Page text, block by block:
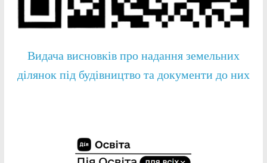
Видача висновків про надання земельних
ділянок під будівництво та документи до них